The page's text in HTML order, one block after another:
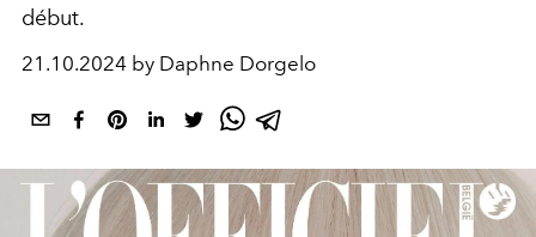
début.
21.10.2024 by Daphne Dorgelo